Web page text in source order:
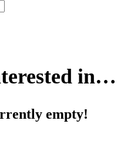
in…
empty!